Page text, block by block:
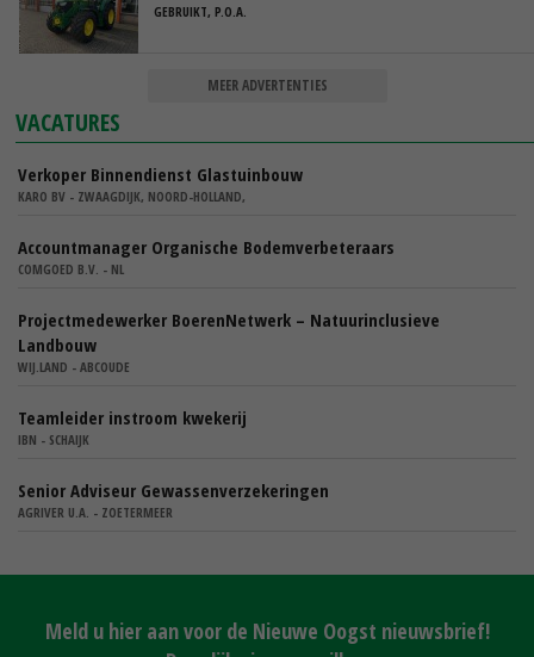
GEBRUIKT, P.O.A.
MEER ADVERTENTIES
VACATURES
Verkoper Binnendienst Glastuinbouw
KARO BV - ZWAAGDIJK, NOORD-HOLLAND,
Accountmanager Organische Bodemverbeteraars
COMGOED B.V. - NL
Projectmedewerker BoerenNetwerk – Natuurinclusieve
Landbouw
WIJ.LAND - ABCOUDE
Teamleider instroom kwekerij
IBN - SCHAIJK
Senior Adviseur Gewassenverzekeringen
AGRIVER U.A. - ZOETERMEER
Meld u hier aan voor de Nieuwe Oogst nieuwsbrief!